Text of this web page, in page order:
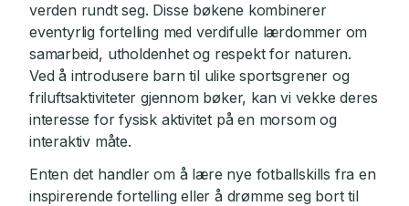
verden rundt seg. Disse bøkene kombinerer
eventyrlig fortelling med verdifulle lærdommer om
samarbeid, utholdenhet og respekt for naturen.
Ved å introdusere barn til ulike sportsgrener og
friluftsaktiviteter gjennom bøker, kan vi vekke deres
interesse for fysisk aktivitet på en morsom og
interaktiv måte.
Enten det handler om å lære nye fotballskills fra en
inspirerende fortelling eller å drømme seg bort til